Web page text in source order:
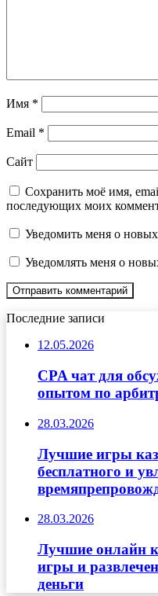
Имя *
Email *
Сайт
Сохранить моё имя,
последующих моих
Уведомить меня о
Уведомлять меня о
Последние записи
12.05.2026
CPA чат для
опытом по
28.03.2026
Лучшие игры
бесплатного и
28.03.2026
Лучшие онлайн
игры и
деньги